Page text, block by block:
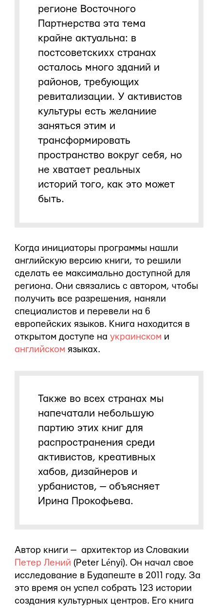
регионе Восточного
Партнерства эта тема
крайне актуальна: в
постсоветскихх странах
осталось много зданий и
районов, требующих
ревитализации. У активистов
культуры есть желаниие
заняться этим и
трансформировать
пространство вокруг себя, но
не хватает реальных
историй того, как это может
быть.
Когда инициаторы программы нашли
английскую версию книги, то решили
сделать ее максимально доступной для
региона. Они связались с автором, чтобы
получить все разрешения, наняли
специалистов и перевели на 6
европейских языков. Книга находится в
открытом доступе на украинском и
английском языках.
Также во всех странах мы
напечатали небольшую
партию этих книг для
распространения среди
активистов, креативных
хабов, дизайнеров и
урбанистов, — объясняет
Ирина Прокофьева.
Автор книги — архитектор из Словакии
Петер Лений (Peter Lényi). Он начал свое
исследование в Будапеште в 2011 году. За
это время он успел собрать 123 истории
создания культурных центров. Его книга